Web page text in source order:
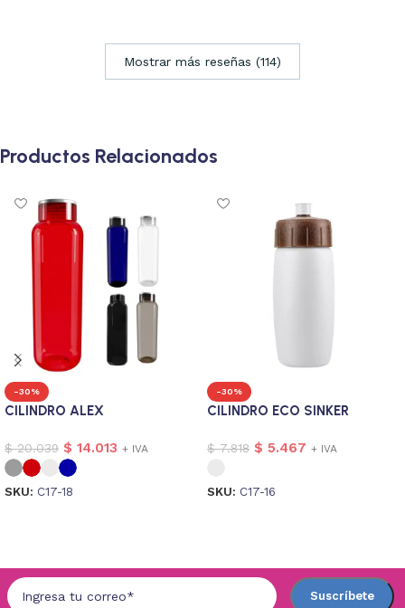
Mostrar más reseñas (114)
Productos Relacionados
-30%
CILINDRO ALEX
$20.039 $ 14.013 + IVA
SKU: C17-18
-30%
CILINDRO ECO SINKER
$7.818 $ 5.467 + IVA
SKU: C17-16